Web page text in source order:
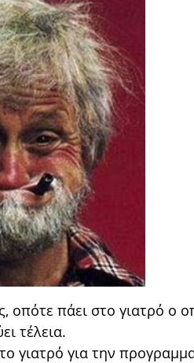
πάει στο γιατρό ο
τέλεια.
γιατρό για την